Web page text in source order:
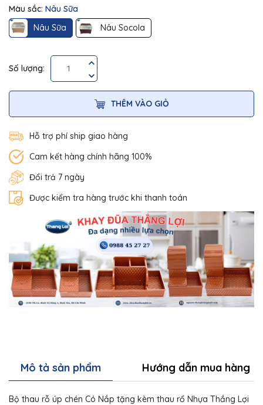
Màu sắc: Nâu Sữa
Nâu Sữa
Nâu Socola
Số lượng:
THÊM VÀO GIỎ
Hỗ trợ phí ship giao hàng
Cam kết hàng chính hãng 100%
Đổi trả 7 ngày
Được kiểm tra hàng trước khi thanh toán
Mô tả sản phẩm Hướng dẫn mua hàng
Bộ thau rỗ úp chén Có Nắp tặng kèm thau rổ Nhựa Thắng Lợi